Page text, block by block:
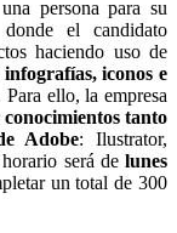
persona para su
el candidato
haciendo uso de
infografías, iconos e
Para ello, la empresa
conocimientos tanto
Adobe: Ilustrator,
será de lunes
un total de 300